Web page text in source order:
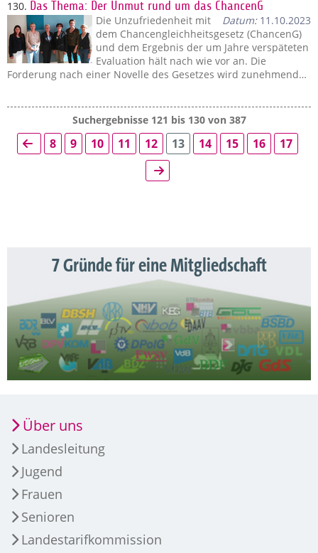
130. Das Thema: Der Unmut rund um das ChancenG
Datum:11.10.2023
Die Unzufriedenheit mit
dem Chancengleichheitsgesetz (ChancenG)
und dem Ergebnis der um Jahre verspäteten
Evaluation hält nach wie vor an. Die
Forderung nach einer Novelle des Gesetzes wird zunehmend…
Suchergebnisse 121 bis 130 von 387
8 9 10 11 12 13 14 15 16 17
7 Gründe für eine Mitgliedschaft
Über uns
Landesleitung
Jugend
Frauen
Senioren
Landestarifkommission